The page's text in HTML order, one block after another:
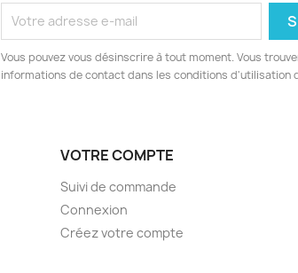
Vous pouvez vous désinscrire à tout moment. Vous
informations de contact dans les conditions d'utilisation
VOTRE COMPTE
Suivi de commande
Connexion
Créez votre compte